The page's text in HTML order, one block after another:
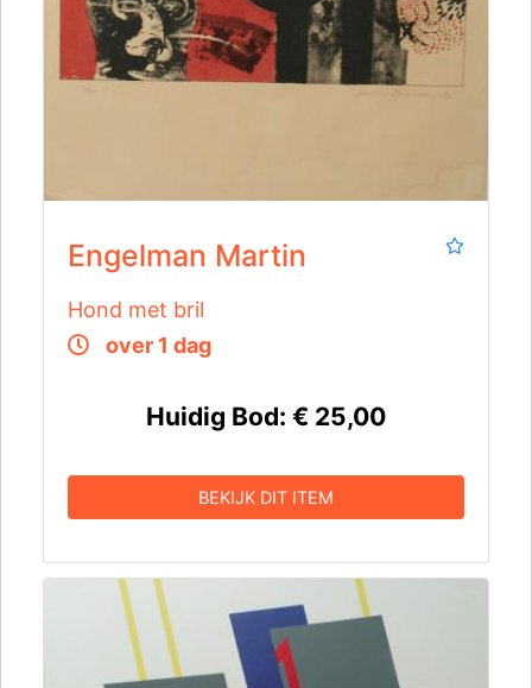
Engelman Martin
Hond met bril
over 1 dag
Huidig Bod: € 25,00
BEKIJK DIT ITEM